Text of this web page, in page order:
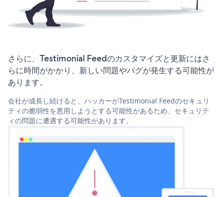
さらに、Testimonial Feedのカスタマイズと更新にはさ
らに時間がかかり、新しい問題やバグが発生する可能性が
あります。
会社が成長し続けると、ハッカーがTestimonial Feedのセキュリ
ティの脆弱性を悪用しようとする可能性があるため、セキュリテ
ィの問題に遭遇する可能性があります。